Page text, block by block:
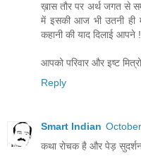
ख़ास तौर पर अर्थ जगत से
में इसकी आज भी उतनी ही
कहानी की याद दिलाई आपने !
आपको परिवार और इष्ट
Reply
Smart Indian
कथा रोचक है और पेड़ सुदर्शन